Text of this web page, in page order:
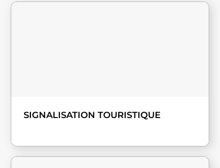
SIGNALISATION TOURISTIQUE